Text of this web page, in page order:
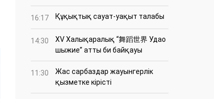
16:17 Құқықтық сауат-уақыт талабы
14:30
XV Халықаралық “舞蹈世界 Удао
шыжие” атты би байқауы
11:30
Жас сарбаздар жауынгерлік
қызметке кірісті